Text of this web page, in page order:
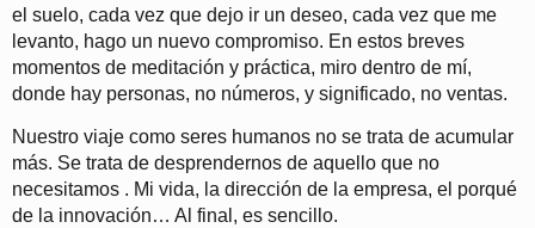
el suelo, cada vez que dejo ir un deseo, cada vez que me
levanto, hago un nuevo compromiso. En estos breves
momentos de meditación y práctica, miro dentro de mí,
donde hay personas, no números, y significado, no ventas.
Nuestro viaje como seres humanos no se trata de acumular
más. Se trata de desprendernos de aquello que no
necesitamos . Mi vida, la dirección de la empresa, el porqué
de la innovación… Al final, es sencillo.